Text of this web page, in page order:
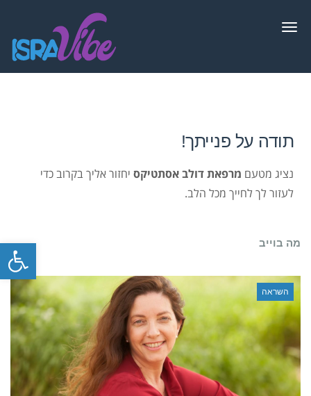
תפריט
תודה על פנייתך!
נציג מטעם מרפאת דולב אסתטיקס יחזור אליך בקרוב כדי
לעזור לך לחייך מכל הלב.
מה בוייב
השראה
פתח